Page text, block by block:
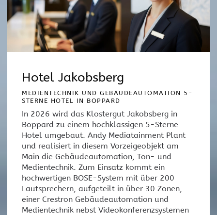
Hotel Jakobsberg
MEDIENTECHNIK UND GEBÄUDEAUTOMATION 5-
STERNE HOTEL IN BOPPARD
In 2026 wird das Klostergut Jakobsberg in
Boppard zu einem hochklassigen 5-Sterne
Hotel umgebaut. Andy Mediatainment Plant
und realisiert in diesem Vorzeigeobjekt am
Main die Gebäudeautomation, Ton- und
Medientechnik. Zum Einsatz kommt ein
hochwertigen BOSE-System mit über 200
Lautsprechern, aufgeteilt in über 30 Zonen,
einer Crestron Gebäudeautomation und
Medientechnik nebst Videokonferenzsystemen